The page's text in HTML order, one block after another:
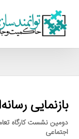
بازنمایی
دومین نشست کارگاه
اجتماعی